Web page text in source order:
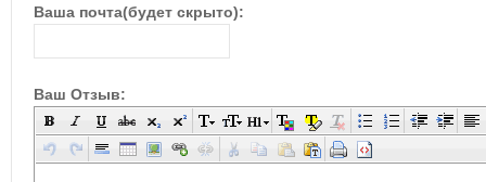
Ваша почта(будет скрыто):
Ваш Отзыв: